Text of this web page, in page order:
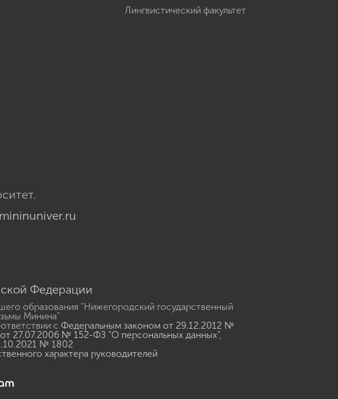
Лингвистический факультет
Федерации
образования "Нижегородский государственный
Минина"
с Федеральным законом от 29.12.2012 №
27.07.2006 № 152-ФЗ "О персональных данных",
№ 1802
характера руководителей